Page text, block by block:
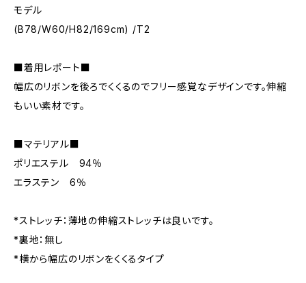
モデル
(B78/W60/H82/169cm) /T2
■着用レポート■
幅広のリボンを後ろでくくるのでフリー感覚なデザインです。伸縮
もいい素材です。
■マテリアル■
ポリエステル 94％
エラステン 6％
*ストレッチ：薄地の伸縮ストレッチは良いです。
*裏地：無し
*横から幅広のリボンをくくるタイプ